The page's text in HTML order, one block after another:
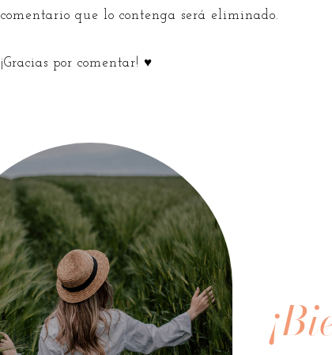
comentario que lo contenga será eliminado.
¡Gracias por comentar! ♥